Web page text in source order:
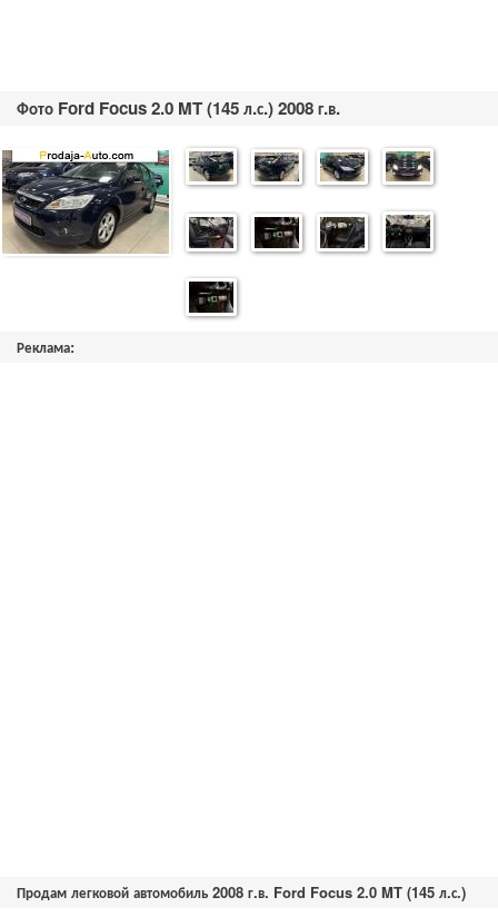
Фото Ford Focus 2.0 MT (145 л.с.) 2008 г.в.
Реклама:
Продам легковой автомобиль 2008 г.в. Ford Focus 2.0 MT (145 л.с.)